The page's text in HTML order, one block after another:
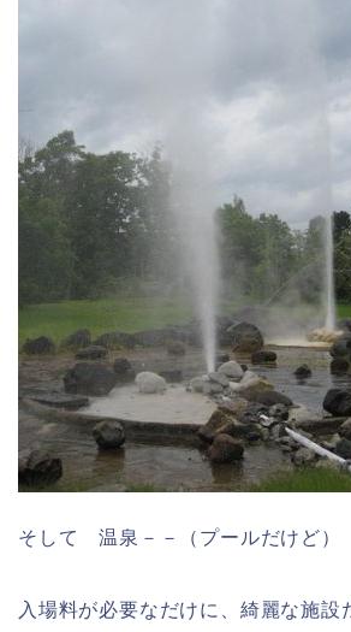
そして 温泉－－（プールだけど）
入場料が必要なだけに、綺麗な施設